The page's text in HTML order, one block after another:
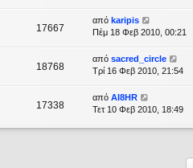
17667
από karipis
Πέμ 18 Φεβ 2010, 00:21
18768
από sacred_circle
Τρί 16 Φεβ 2010, 21:54
17338
από AI8HR
Τετ 10 Φεβ 2010, 18:49